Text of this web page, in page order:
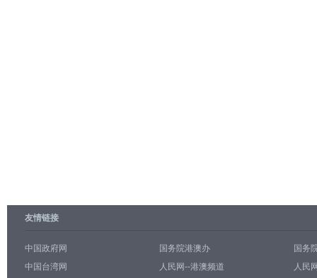
友情链接
中国政府网 国务院港澳办
国务
中国台湾网
人民网--港澳频道 人民